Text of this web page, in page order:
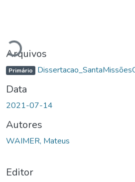
Carregando...
Arquivos
Primário
Data
2021-07-14
Autores
WAIMER, Mateus
Editor